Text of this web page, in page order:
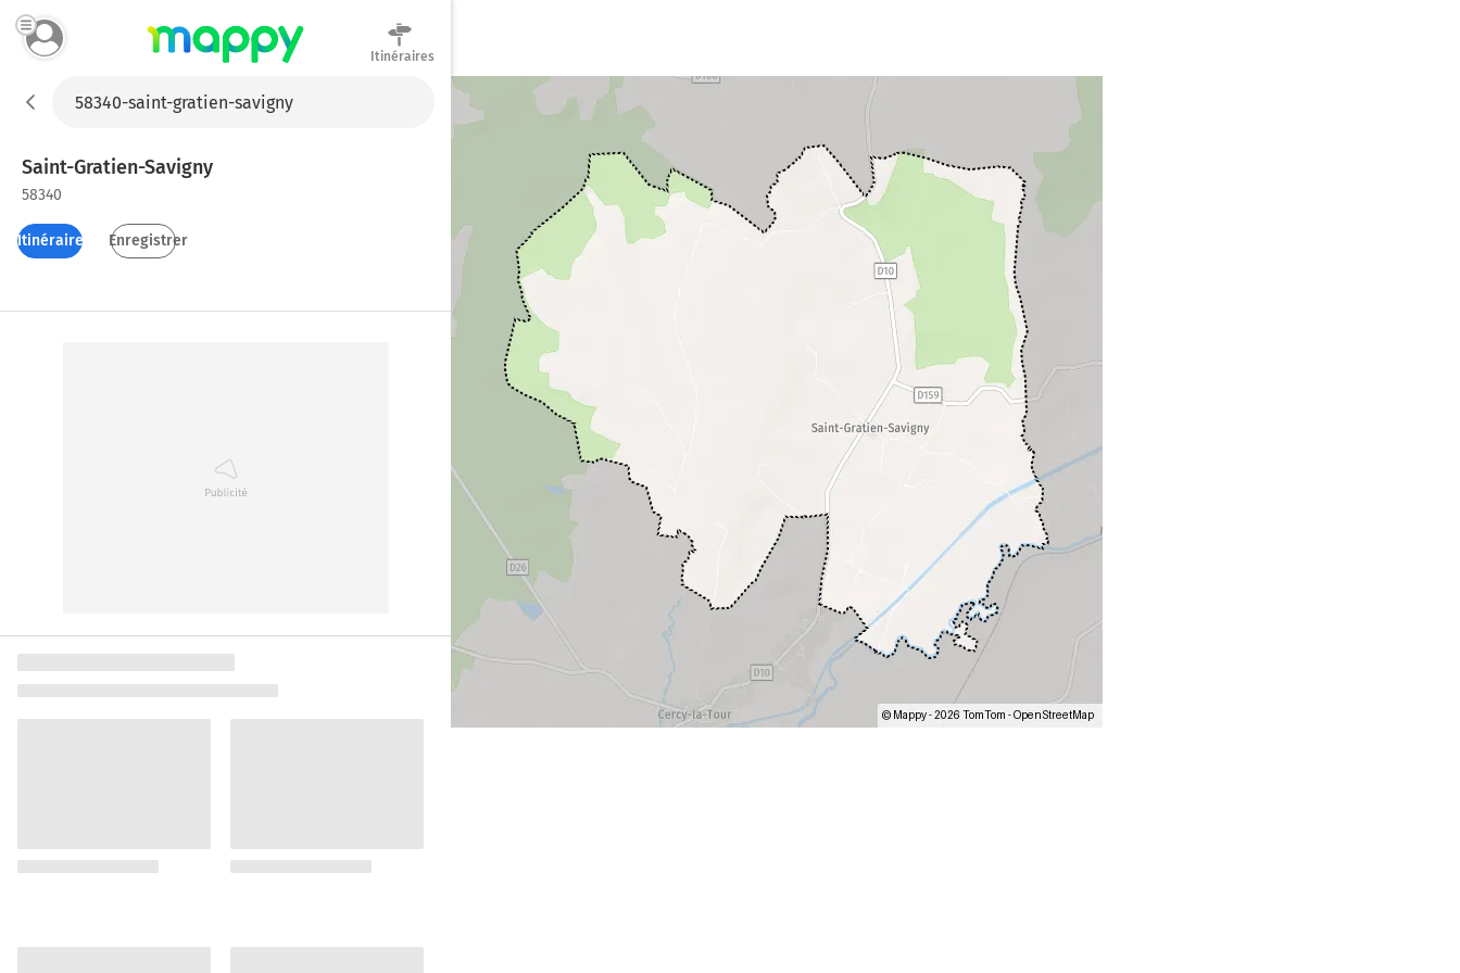
Itinéraires
Saint-Gratien-Savigny
58340
Itinéraires Enregistrer